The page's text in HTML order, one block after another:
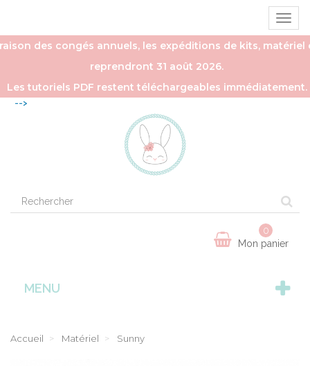
la
des congés annuels, les expéditions de kits, matériel
reprendront 31 août 2026.
Les tutoriels PDF restent téléchargeables immédiatement.
-->
Mon panier
0
MENU
Accueil Matériel Sunny